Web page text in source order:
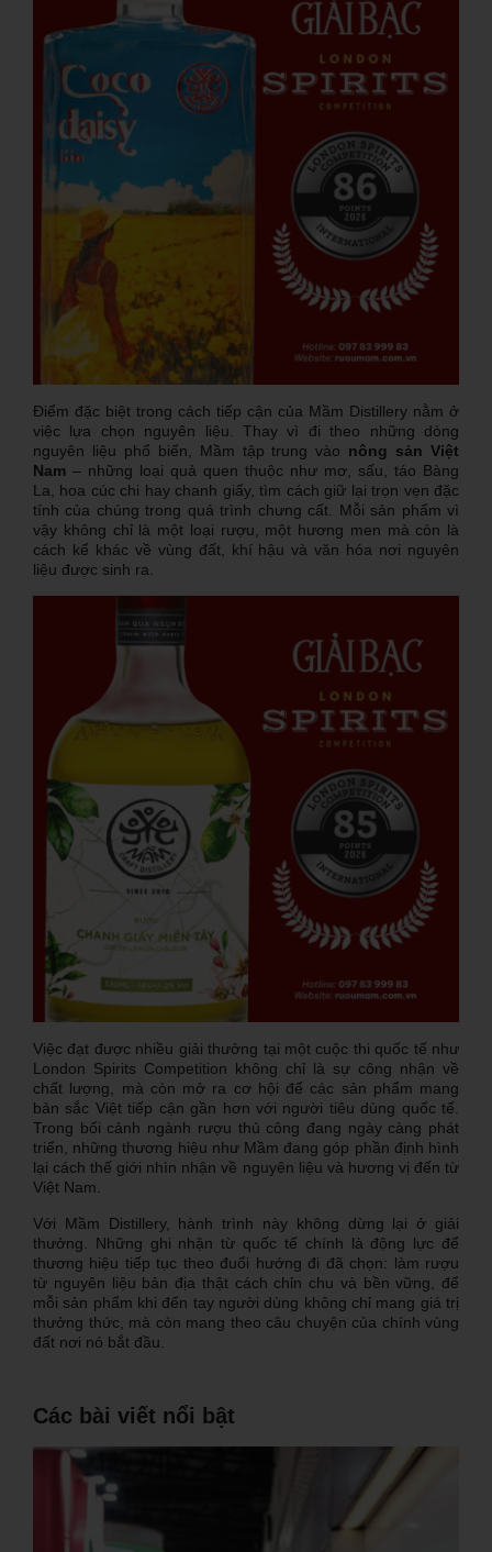
Điểm đặc biệt trong cách tiếp cận của Mầm Distillery nằm ở
việc lựa chọn nguyên liệu. Thay vì đi theo những dòng
nguyên liệu phổ biến, Mầm tập trung vào nông sản Việt
Nam – những loại quả quen thuộc như mơ, sấu, táo Bàng
La, hoa cúc chi hay chanh giấy, tìm cách giữ lại trọn vẹn đặc
tính của chúng trong quá trình chưng cất. Mỗi sản phẩm vì
vậy không chỉ là một loại rượu, một hương men mà còn là
cách kể khác về vùng đất, khí hậu và văn hóa nơi nguyên
liệu được sinh ra.
Việc đạt được nhiều giải thưởng tại một cuộc thi quốc tế như
London Spirits Competition không chỉ là sự công nhận về
chất lượng, mà còn mở ra cơ hội để các sản phẩm mang
bản sắc Việt tiếp cận gần hơn với người tiêu dùng quốc tế.
Trong bối cảnh ngành rượu thủ công đang ngày càng phát
triển, những thương hiệu như Mầm đang góp phần định hình
lại cách thế giới nhìn nhận về nguyên liệu và hương vị đến từ
Việt Nam.
Với Mầm Distillery, hành trình này không dừng lại ở giải
thưởng. Những ghi nhận từ quốc tế chính là động lực để
thương hiệu tiếp tục theo đuổi hướng đi đã chọn: làm rượu
từ nguyên liệu bản địa thật cách chỉn chu và bền vững, để
mỗi sản phẩm khi đến tay người dùng không chỉ mang giá trị
thưởng thức, mà còn mang theo câu chuyện của chính vùng
đất nơi nó bắt đầu.
Các bài viết nổi bật